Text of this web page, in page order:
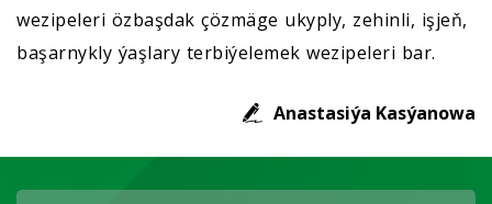
wezipeleri özbaşdak çözmäge ukyply, zehinli, işjeň,
başarnykly ýaşlary terbiýelemek wezipeleri bar.
Anastasiýa Kasýanowa